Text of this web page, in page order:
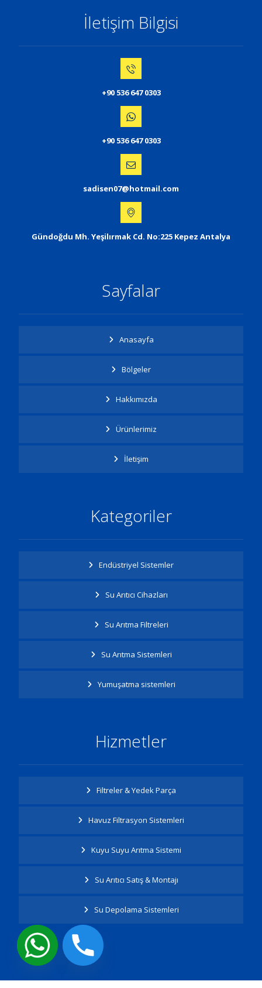
İletişim Bilgisi
+90 536 647 0303
+90 536 647 0303
sadisen07@hotmail.com
Gündoğdu Mh. Yeşilırmak Cd. No:225 Kepez Antalya
Sayfalar
Anasayfa
Bölgeler
Hakkımızda
Ürünlerimiz
İletişim
Kategoriler
Endüstriyel Sistemler
Su Arıtıcı Cihazları
Su Arıtma Filtreleri
Su Arıtma Sistemleri
Yumuşatma sistemleri
Hizmetler
Filtreler & Yedek Parça
Havuz Filtrasyon Sistemleri
Kuyu Suyu Arıtma Sistemi
Su Arıtıcı Satış & Montajı
Su Depolama Sistemleri